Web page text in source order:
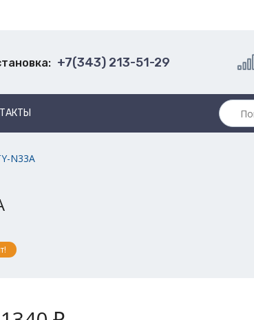
+7(343) 213-51-29
N33A